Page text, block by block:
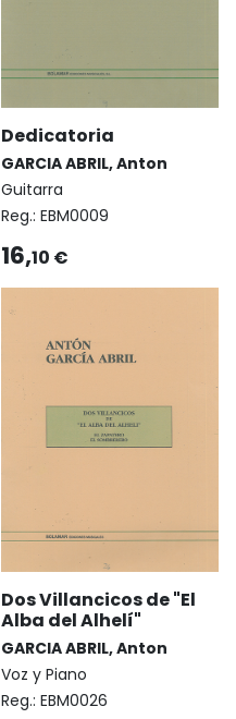
Dedicatoria
GARCIA ABRIL, Anton
Guitarra
Reg.: EBM0009
16,10 €
Dos Villancicos de "El
Alba del Alhelí"
GARCIA ABRIL, Anton
Voz y Piano
Reg.: EBM0026